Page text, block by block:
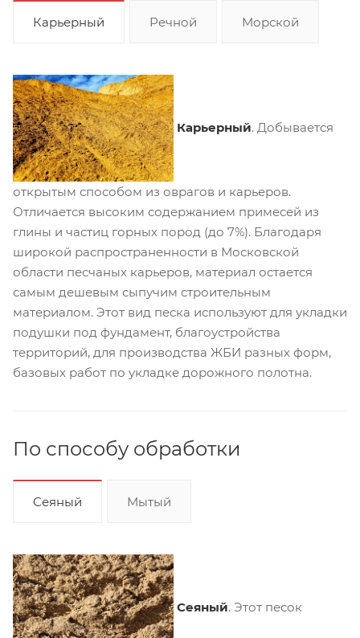
Карьерный Речной Морской
Карьерный. Добывается
открытым способом из оврагов и карьеров.
Отличается высоким содержанием примесей из
глины и частиц горных пород (до 7%). Благодаря
широкой распространенности в Московской
области песчаных карьеров, материал остается
самым дешевым сыпучим строительным
материалом. Этот вид песка используют для укладки
подушки под фундамент, благоустройства
территорий, для производства ЖБИ разных форм,
базовых работ по укладке дорожного полотна.
По способу обработки
Сеяный Мытый
Сеяный. Этот песок